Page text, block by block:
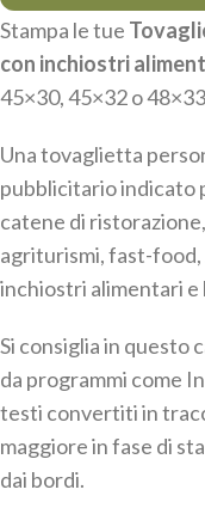
Stampa le tue
con inchiostri
45×30, 45×32 o
Una tovaglietta
pubblicitario indicato
catene di
agriturismi, fast-
inchiostri alimentari e
Si consiglia in questo
da programmi come
testi convertiti in
maggiore in fase di
dai bordi.